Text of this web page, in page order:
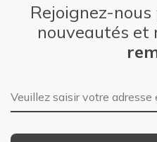
Rejoignez-
nouveautés et
Adresse e-mail